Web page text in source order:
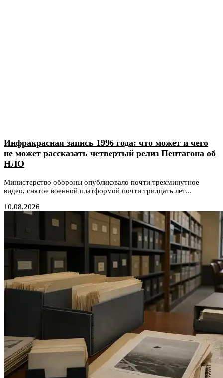
Инфракрасная запись 1996 года: что может и чего
не может рассказать четвертый релиз Пентагона об
НЛО
Министерство обороны опубликовало почти трехминутное
видео, снятое военной платформой почти тридцать лет...
10.08.2026